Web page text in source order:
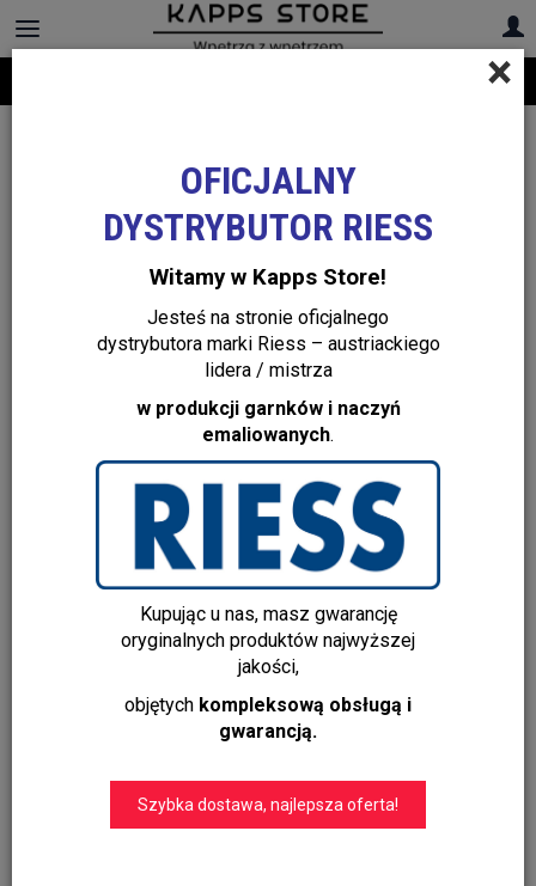
+48 22 299 19 84
×
OFICJALNY
DYSTRYBUTOR RIESS
Witamy w Kapps Store!
Jesteś na stronie oficjalnego
dystrybutora marki Riess – austriackiego
lidera / mistrza
w produkcji garnków i naczyń
emaliowanych.
Kupując u nas, masz gwarancję
oryginalnych produktów najwyższej
jakości,
objętych kompleksową obsługą i
gwarancją.
Szybka dostawa, najlepsza oferta!
DALIA Nordal